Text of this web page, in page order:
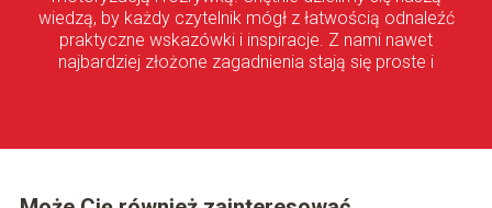
wiedzą, by każdy czytelnik mógł z łatwością odnaleźć
praktyczne wskazówki i inspiracje. Z nami nawet
najbardziej złożone zagadnienia stają się proste i